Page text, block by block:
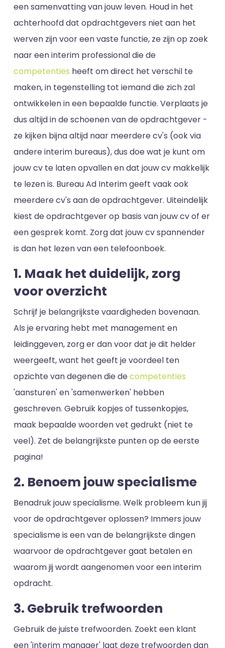
een samenvatting van jouw leven. Houd in het
achterhoofd dat opdrachtgevers niet aan het
werven zijn voor een vaste functie, ze zijn op zoek
naar een interim professional die de
competenties heeft om direct het verschil te
maken, in tegenstelling tot iemand die zich zal
ontwikkelen in een bepaalde functie. Verplaats je
dus altijd in de schoenen van de opdrachtgever -
ze kijken bijna altijd naar meerdere cv's (ook via
andere interim bureaus), dus doe wat je kunt om
jouw cv te laten opvallen en dat jouw cv makkelijk
te lezen is. Bureau Ad Interim geeft vaak ook
meerdere cv's aan de opdrachtgever. Uiteindelijk
kiest de opdrachtgever op basis van jouw cv of er
een gesprek komt. Zorg dat jouw cv spannender
is dan het lezen van een telefoonboek.
1. Maak het duidelijk, zorg
voor overzicht
Schrijf je belangrijkste vaardigheden bovenaan.
Als je ervaring hebt met management en
leidinggeven, zorg er dan voor dat je dit helder
weergeeft, want het geeft je voordeel ten
opzichte van degenen die decompetenties
'aansturen' en 'samenwerken' hebben
geschreven. Gebruik kopjes of tussenkopjes,
maak bepaalde woorden vet gedrukt (niet te
veel). Zet de belangrijkste punten op de eerste
pagina!
2. Benoem jouw specialisme
Benadruk jouw specialisme. Welk probleem kun jij
voor de opdrachtgever oplossen? Immers jouw
specialisme is een van de belangrijkste dingen
waarvoor de opdrachtgever gaat betalen en
waarom jij wordt aangenomen voor een interim
opdracht.
3. Gebruik trefwoorden
Gebruik de juiste trefwoorden. Zoekt een klant
een 'interim manager' laat deze trefwoorden dan